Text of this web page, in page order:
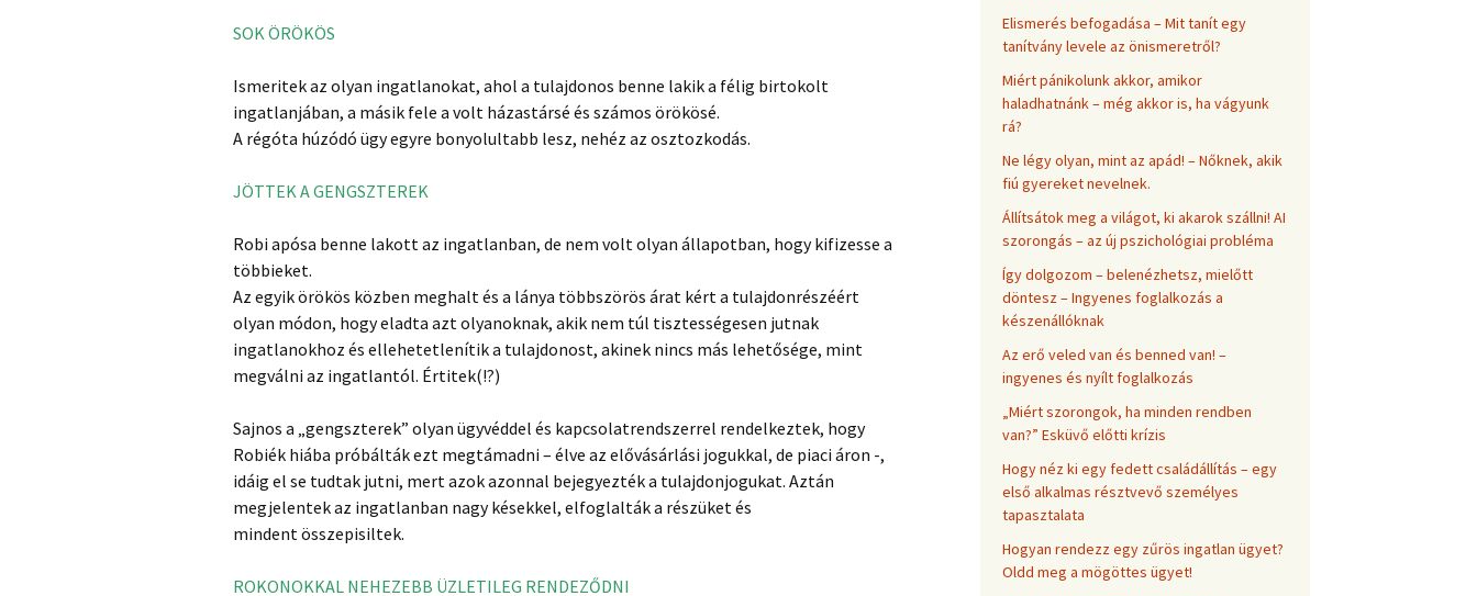
SOK ÖRÖKÖS
Ismeritek az olyan ingatlanokat, ahol a tulajdonos benne lakik a félig birtokolt
ingatlanjában, a másik fele a volt házastársé és számos örökösé.
A régóta húzódó ügy egyre bonyolultabb lesz, nehéz az osztozkodás.
JÖTTEK A GENGSZTEREK
Robi apósa benne lakott az ingatlanban, de nem volt olyan állapotban, hogy kifizesse a
többieket.
Az egyik örökös közben meghalt és a lánya többszörös árat kért a tulajdonrészéért
olyan módon, hogy eladta azt olyanoknak, akik nem túl tisztességesen jutnak
ingatlanokhoz és ellehetetlenítik a tulajdonost, akinek nincs más lehetősége, mint
megválni az ingatlantól. Értitek(!?)
Sajnos a „gengszterek” olyan ügyvéddel és kapcsolatrendszerrel rendelkeztek, hogy
Robiék hiába próbálták ezt megtámadni – élve az elővásárlási jogukkal, de piaci áron -,
idáig el se tudtak jutni, mert azok azonnal bejegyezték a tulajdonjogukat. Aztán
megjelentek az ingatlanban nagy késekkel, elfoglalták a részüket és
mindent összepisiltek.
ROKONOKKAL NEHEZEBB ÜZLETILEG RENDEZŐDNI
Elismerés befogadása – Mit tanít egy
tanítvány levele az önismeretről?
Miért pánikolunk akkor, amikor
haladhatnánk – még akkor is, ha vágyunk
rá?
Ne légy olyan, mint az apád! – Nőknek, akik
fiú gyereket nevelnek.
Állítsátok meg a világot, ki akarok szállni! AI
szorongás – az új pszichológiai probléma
Így dolgozom – belenézhetsz, mielőtt
döntesz – Ingyenes foglalkozás a
készenállóknak
Az erő veled van és benned van! –
ingyenes és nyílt foglalkozás
„Miért szorongok, ha minden rendben
van?” Esküvő előtti krízis
Hogy néz ki egy fedett családállítás – egy
első alkalmas résztvevő személyes
tapasztalata
Hogyan rendezz egy zűrös ingatlan ügyet?
Oldd meg a mögöttes ügyet!